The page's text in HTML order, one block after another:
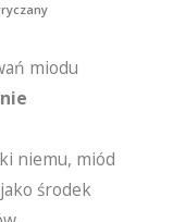
miodu
niemu, miód
środek